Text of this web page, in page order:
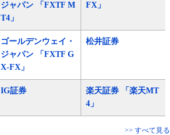
ジャパン 「FXTF M
T4」
FX」
ゴールデンウェイ・
ジャパン 「FXTF G
X-FX」
松井証券
IG証券
楽天証券 「楽天MT
4」
>> すべて見る